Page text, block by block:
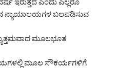
ನ್ಯಾಯಾಲಯಗಳ ಬಲಪಡಿಸುವ
ಮೂಲಭೂತ
ಮೂಲ ಸೌಕರ್ಯಗಳಿಗೆ